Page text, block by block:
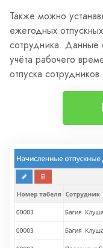
Также можно
ежегодных
сотрудника. Данные
учёта рабочего
отпуска сотрудников.